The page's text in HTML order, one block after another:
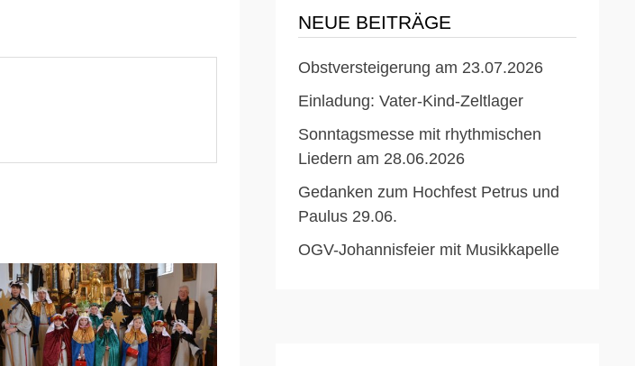
NEUE BEITRÄGE
Obstversteigerung am 23.07.2026
Einladung: Vater-Kind-Zeltlager
Sonntagsmesse mit rhythmischen
Liedern am 28.06.2026
Gedanken zum Hochfest Petrus und
Paulus 29.06.
OGV-Johannisfeier mit Musikkapelle